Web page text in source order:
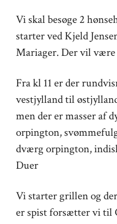
Vi skal besøge 2
starter ved Kjeld
Mariager. Der vil være
Fra kl 11 er der
vestjylland til
men der er masser af
orpington,
dværg orpington,
Duer
Vi starter grillen og
er spist forsætter vi til